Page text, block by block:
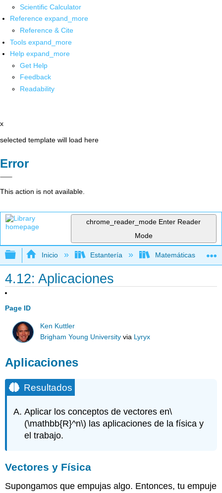
Scientific Calculator
Reference expand_more
Reference & Cite
Tools expand_more
Help expand_more
Get Help
Feedback
Readability
x
selected template will load here
Error
This action is not available.
chrome_reader_mode Enter Reader
Mode
Expandir/contraer jerarquía global
Inicio Estantería Matemáticas
4.12: Aplicaciones
Page ID
Ken Kuttler
Brigham Young University via Lyryx
Aplicaciones
Resultados
Aplicar los conceptos de vectores en\
(\mathbb{R}^n\) las aplicaciones de la física y
el trabajo.
Vectores y Física
Supongamos que empujas algo. Entonces, tu empuje